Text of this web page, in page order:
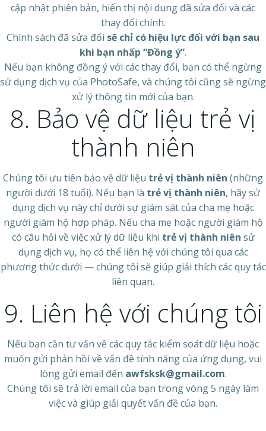
cập nhật phiên bản, hiển thị nội dung đã sửa đổi và các
thay đổi chính.
Chính sách đã sửa đổi sẽ chỉ có hiệu lực đối với bạn sau
khi bạn nhấp “Đồng ý”.
Nếu bạn không đồng ý với các thay đổi, bạn có thể ngừng
sử dụng dịch vụ của PhotoSafe, và chúng tôi cũng sẽ ngừng
xử lý thông tin mới của bạn.
8. Bảo vệ dữ liệu trẻ vị
thành niên
Chúng tôi ưu tiên bảo vệ dữ liệu trẻ vị thành niên (những
người dưới 18 tuổi). Nếu bạn là trẻ vị thành niên, hãy sử
dụng dịch vụ này chỉ dưới sự giám sát của cha mẹ hoặc
người giám hộ hợp pháp. Nếu cha mẹ hoặc người giám hộ
có câu hỏi về việc xử lý dữ liệu khi trẻ vị thành niên sử
dụng dịch vụ, họ có thể liên hệ với chúng tôi qua các
phương thức dưới — chúng tôi sẽ giúp giải thích các quy tắc
liên quan.
9. Liên hệ với chúng tôi
Nếu bạn cần tư vấn về các quy tắc kiểm soát dữ liệu hoặc
muốn gửi phản hồi về vấn đề tính năng của ứng dụng, vui
lòng gửi email đến awfsksk@gmail.com.
Chúng tôi sẽ trả lời email của bạn trong vòng 5 ngày làm
việc và giúp giải quyết vấn đề của bạn.